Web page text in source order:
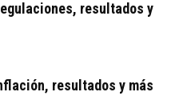
resultados y
resultados y más